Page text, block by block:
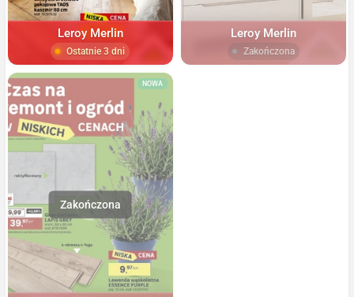
Leroy Merlin
Ostatnie 3 dni
Leroy Merlin
Zakończona
NOWA